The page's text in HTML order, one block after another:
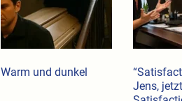
Warm und dunkel
Jens, jetzt